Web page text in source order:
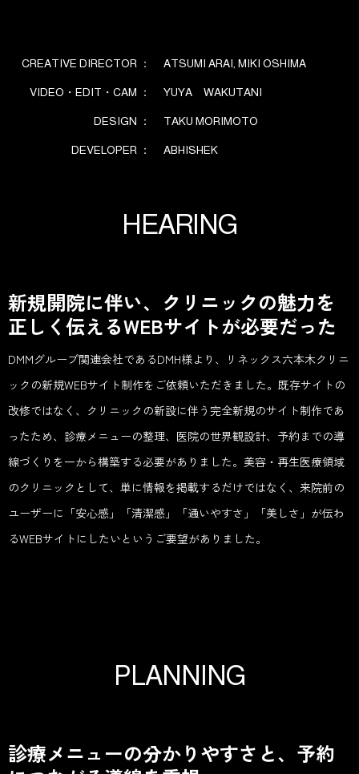
CREATIVE DIRECTOR ： ATSUMI ARAI, MIKI OSHIMA
VIDEO・EDIT・CAM ： YUYA WAKUTANI
DESIGN ： TAKU MORIMOTO
DEVELOPER ： ABHISHEK
HEARING
新規開院に伴い、クリニックの魅力を
正しく伝えるWEBサイトが必要だった
DMMグループ関連会社であるDMH様より、リネックス六本木クリニ
ックの新規WEBサイト制作をご依頼いただきました。既存サイトの
改修ではなく、クリニックの新設に伴う完全新規のサイト制作であ
ったため、診療メニューの整理、医院の世界観設計、予約までの導
線づくりを一から構築する必要がありました。美容・再生医療領域
のクリニックとして、単に情報を掲載するだけではなく、来院前の
ユーザーに「安心感」「清潔感」「通いやすさ」「美しさ」が伝わ
るWEBサイトにしたいというご要望がありました。
PLANNING
診療メニューの分かりやすさと、予約